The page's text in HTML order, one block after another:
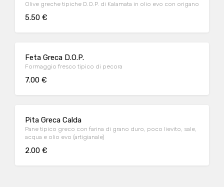
Olive greche tipiche D.O.P. di Kalamata in olio evo con origano
5.50 €
Feta Greca D.O.P.
Formaggio fresco tipico di pecora
7.00 €
Pita Greca Calda
Pane tipico greco con farina di grano duro, poco lievito, sale,
acqua e olio evo (artigianale)
2.00 €